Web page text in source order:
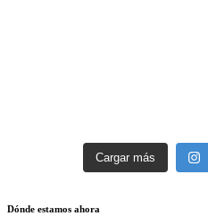
Cargar más
Dónde estamos ahora